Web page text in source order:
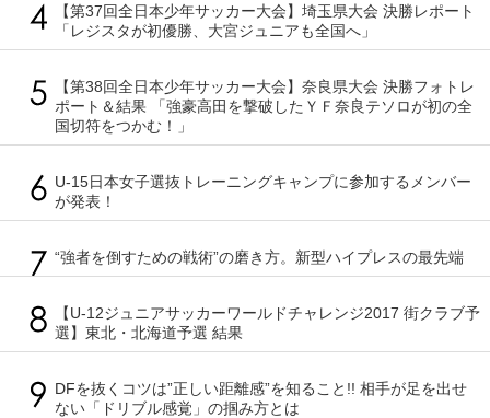
【第37回全日本少年サッカー大会】埼玉県大会 決勝レポート
「レジスタが初優勝、大宮ジュニアも全国へ」
【第38回全日本少年サッカー大会】奈良県大会 決勝フォトレ
ポート＆結果 「強豪高田を撃破したＹＦ奈良テソロが初の全
国切符をつかむ！」
U-15日本女子選抜トレーニングキャンプに参加するメンバー
が発表！
“強者を倒すための戦術”の磨き方。新型ハイプレスの最先端
【U-12ジュニアサッカーワールドチャレンジ2017 街クラブ予
選】東北・北海道予選 結果
DFを抜くコツは”正しい距離感”を知ること!! 相手が足を出せ
ない「ドリブル感覚」の掴み方とは